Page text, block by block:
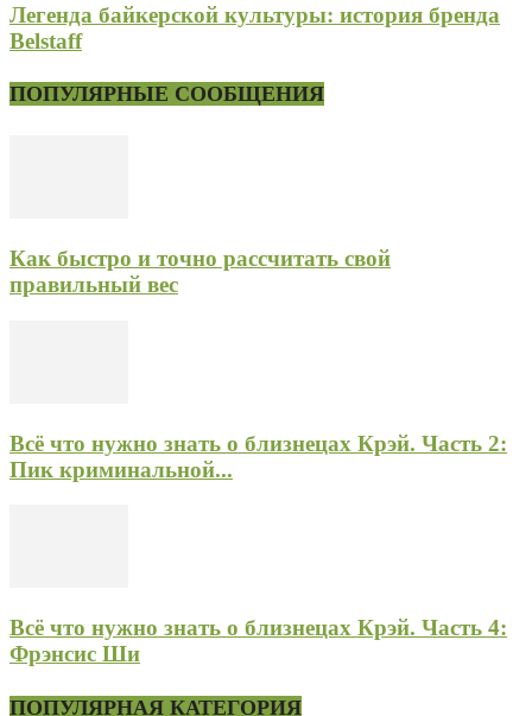
Легенда байкерской культуры: история бренда
Belstaff
ПОПУЛЯРНЫЕ СООБЩЕНИЯ
Как быстро и точно рассчитать свой
правильный вес
Всё что нужно знать о близнецах Крэй. Часть 2:
Пик криминальной...
Всё что нужно знать о близнецах Крэй. Часть 4:
Фрэнсис Ши
ПОПУЛЯРНАЯ КАТЕГОРИЯ